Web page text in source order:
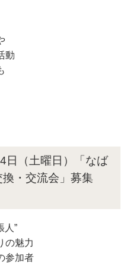
動
日（土曜日）「なば
・交流会」募集
人”
の魅力
参加者